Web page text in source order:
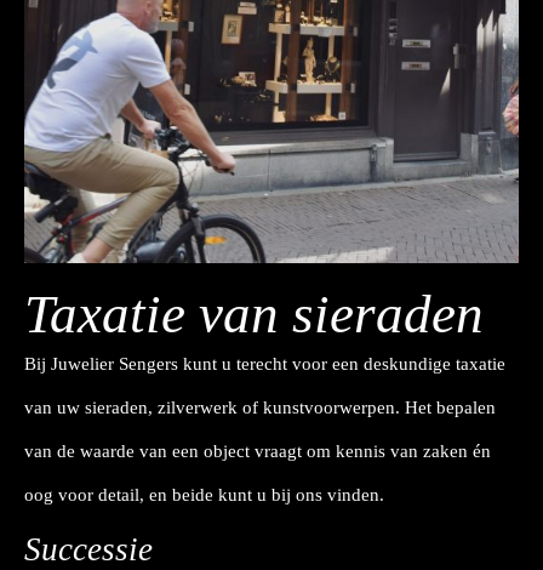
Taxatie van sieraden
Bij Juwelier Sengers kunt u terecht voor een deskundige taxatie
van uw sieraden, zilverwerk of kunstvoorwerpen. Het bepalen
van de waarde van een object vraagt om kennis van zaken én
oog voor detail, en beide kunt u bij ons vinden.
Successie